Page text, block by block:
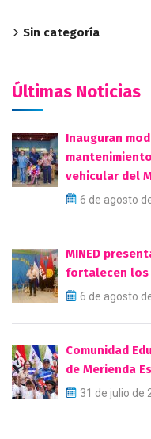
Sin categoría
Últimas Noticias
Inauguran
vehicular del
6 de agosto
MINED
fortalecen los
6 de agosto
Comunidad
de Merienda
31 de julio de